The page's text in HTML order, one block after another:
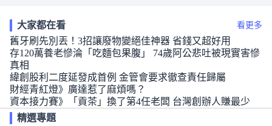
大家都在看 看更多
舊牙刷先別丟！3招讓廢物變絕佳神器 省錢又超好用
存120萬養老慘淪「吃麵包果腹」 74歲阿公悲吐被現實害慘
真相
緯創股利二度延發成首例 金管會要求徹查責任歸屬
財經青紅燈》廣達惹了麻煩嗎？
資本接力賽》「貢茶」換了第4任老闆 台灣創辦人賺最少
精選專題